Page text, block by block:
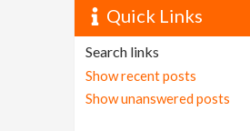
Quick Links
Search links
Show recent posts
Show unanswered posts